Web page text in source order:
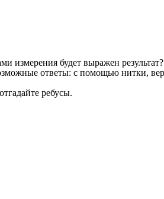
измерения будет выражен результат?
ответы: с помощью нитки,
ребусы.